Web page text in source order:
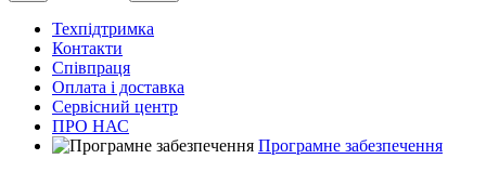
Техпідтримка
Контакти
Співпраця
Оплата і доставка
Сервісний центр
ПРО НАС
Програмне забезпечення